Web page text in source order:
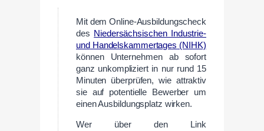
Mit dem Online-Ausbildungscheck
des Niedersächsischen
Industrie-
und Handelskammertages (NIHK)
können Unternehmen ab sofort
ganz unkompliziert in nur rund 15
Minuten überprüfen, wie attraktiv
sie auf potentielle Bewerber um
einen Ausbildungsplatz wirken.
Wer über den Link